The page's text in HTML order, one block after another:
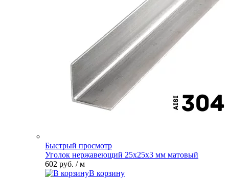
Быстрый просмотр
Уголок нержавеющий 25х25х3 мм матовый
602 руб. / м
В корзину